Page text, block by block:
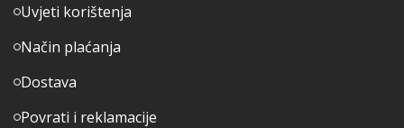
Uvjeti korištenja
Način plaćanja
Dostava
Povrati i reklamacije